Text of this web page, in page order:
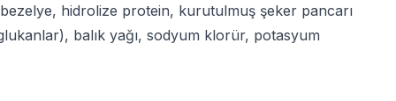
hidrolize protein, kurutulmuş şeker pancarı
balık yağı, sodyum klorür, potasyum